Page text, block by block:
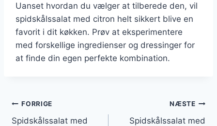
Uanset hvordan du vælger at tilberede den, vil
spidskålssalat med citron helt sikkert blive en
favorit i dit køkken. Prøv at eksperimentere
med forskellige ingredienser og dressinger for
at finde din egen perfekte kombination.
Indlægsnavigation
FORRIGE
Spidskålssalat med
NÆSTE
Spidskålssalat med